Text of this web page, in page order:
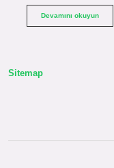
Devamını okuyun
Sitemap